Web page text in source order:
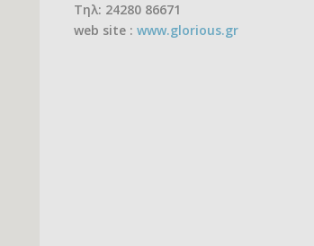
Τηλ: 24280 86671
web site : www.glorious.gr